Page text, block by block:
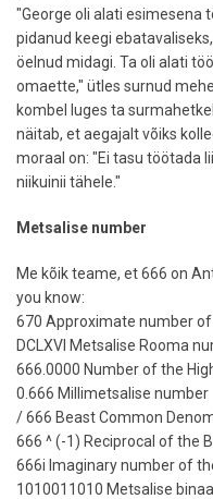
"George oli alati esimesena
pidanud keegi
öelnud midagi. Ta oli alati
omaette," ütles surnud
kombel luges ta
näitab, et aegajalt võiks
moraal on: "Ei tasu töötada
niikuinii tähele."
Metsalise number
Me kõik teame, et 666 on
you know:
670 Approximate number
DCLXVI Metsalise Rooma
666.0000 Number of the
0.666 Millimetsalise number
/ 666 Beast Common
666 ^ (-1) Reciprocal of the
666i Imaginary number of
1010011010 Metsalise